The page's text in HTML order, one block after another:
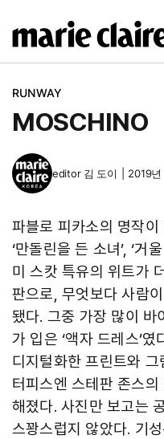
텐
RUNWAY
MOSCHINO
editor 김 도이 2019년
파블로 피카소의 명작
‘만돌린을 든 소녀’, ‘거
미 스캇 특유의 위트가
판으로, 무엇보다 사람
됐다. 그중 가장 많이 바
가 입은 ‘액자 드레스’
디지털화한 프린트와
터피스엔 스테판 존스
해졌다. 사진만 보고는
스꽝스럽지 않았다. 기